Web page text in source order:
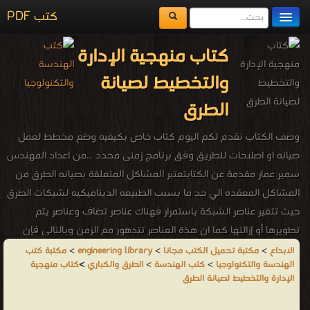
كتب PDF
مكتبة الكتب
المكتبات
يُقرأ حالياً
اضف كتاب
كتاب منهجية الإدارة
والتخطيط لصيانة
الطرق
وصف الكتاب نقدم لكم اليوم كتاب خاص بكيفيه وضع مخطط لعمل
صيانه او اصلاحات للطريق وفق برنامج زمنى محدد ...من اعداد المهندس
سمير عمار مقدمة عن الكتابتعتبر المشاكل المتعلقة بصيانه الطرق من
المشاكل المعقده الي حد ما بسبب الطبيعه الديناميكيه لشبكات الطرق
حيث تتغير عناصر الشبكة باستمرار فهناك عناصر تضاف وعناصر يتم
تطويرها أو إزالتها كما ان هذة العناصر تتدهور مع الزمن وبالتالي فإن
صيانتها في حاله جيدة تتطلب نفقات كثيرة بالاضافه الي ان عمليه الأعداد
والتقييم لأفضل السبل لإستخدام هذة النفقات تعتبر مهمة شاقة للغايه
فهناك العديد من العوامل التي تؤثر في حدوث التدهور لهذة العناصر كما
الابداع>مكتبة تحميل الكتب مجانا >
engineering library
>مكتبة كتب
الهندسة والتكنولوجيا >كتب الهندسة>الطرق والكباري >كتاب منهجية
الإدارة والتخطيط لصيانة الطرق